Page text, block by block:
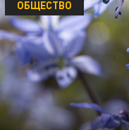
ОБЩЕСТВО